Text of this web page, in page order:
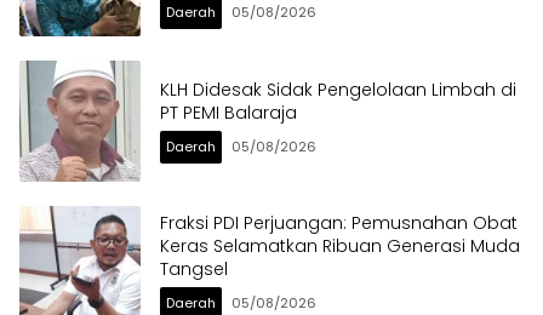
Daerah 05/08/2026
KLH Didesak Sidak Pengelolaan Limbah di
PT PEMI Balaraja
Daerah 05/08/2026
Fraksi PDI Perjuangan: Pemusnahan Obat
Keras Selamatkan Ribuan Generasi Muda
Tangsel
Daerah 05/08/2026